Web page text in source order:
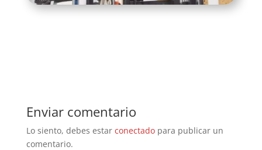
Enviar comentario
Lo siento, debes estar conectadopara publicar un
comentario.